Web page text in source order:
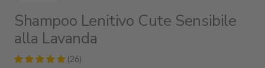
Shampoo Lenitivo Cute Sensibile
alla Lavanda
(26)